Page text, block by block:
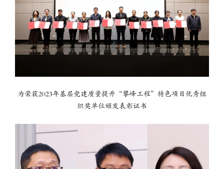
为荣获2023年基层党建质量提升“攀峰工程”特色项目优秀组
织奖单位颁发表彰证书